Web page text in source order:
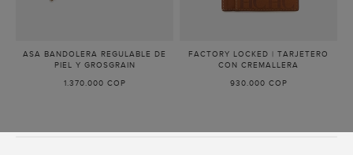
ASA BANDOLERA REGULABLE DE
PIEL Y GROSGRAIN
1.370.000 COP
FACTORY LOCKED | TARJETERO
CON CREMALLERA
930.000 COP